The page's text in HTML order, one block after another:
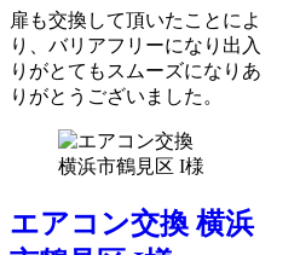
扉も交換して頂いたことによ
り、バリアフリーになり出入
りがとてもスムーズになりあ
りがとうございました。
エアコン交換 横浜